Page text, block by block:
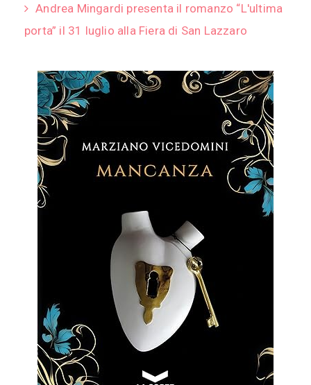
Andrea Mingardi presenta il romanzo “L'ultima
porta” il 31 luglio alla Fiera di San Lazzaro